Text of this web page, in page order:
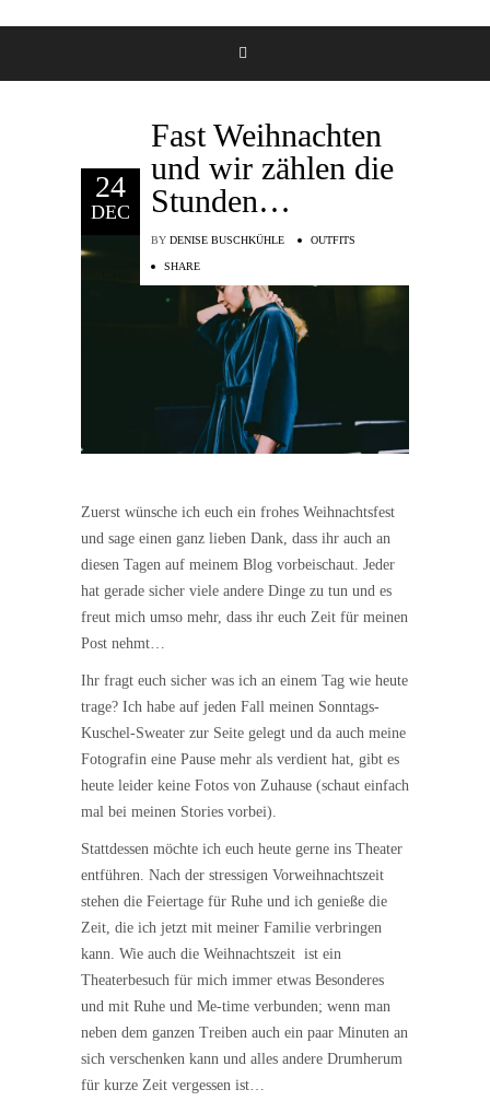
24
DEC
Fast Weihnachten
und wir zählen die
Stunden…
BY DENISE BUSCHKÜHLE OUTFITS
SHARE
Zuerst wünsche ich euch ein frohes Weihnachtsfest
und sage einen ganz lieben Dank, dass ihr auch an
diesen Tagen auf meinem Blog vorbeischaut. Jeder
hat gerade sicher viele andere Dinge zu tun und es
freut mich umso mehr, dass ihr euch Zeit für meinen
Post nehmt…
Ihr fragt euch sicher was ich an einem Tag wie heute
trage? Ich habe auf jeden Fall meinen Sonntags-
Kuschel-Sweater zur Seite gelegt und da auch meine
Fotografin eine Pause mehr als verdient hat, gibt es
heute leider keine Fotos von Zuhause (schaut einfach
mal bei meinen Stories vorbei).
Stattdessen möchte ich euch heute gerne ins Theater
entführen. Nach der stressigen Vorweihnachtszeit
stehen die Feiertage für Ruhe und ich genieße die
Zeit, die ich jetzt mit meiner Familie verbringen
kann. Wie auch die Weihnachtszeit ist ein
Theaterbesuch für mich immer etwas Besonderes
und mit Ruhe und Me-time verbunden; wenn man
neben dem ganzen Treiben auch ein paar Minuten an
sich verschenken kann und alles andere Drumherum
für kurze Zeit vergessen ist…